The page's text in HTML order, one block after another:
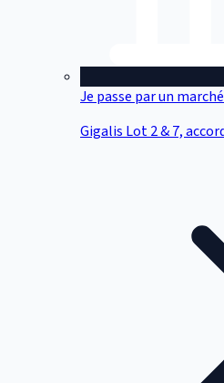
Je passe par un
Gigalis Lot 2 & 7,